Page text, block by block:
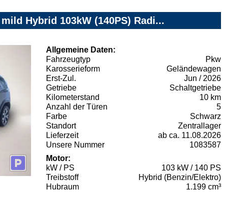
Hybrid 103kW (140PS) Radi...
Allgemeine Daten:
Fahrzeugtyp
Pkw
Karosserieform
Geländewagen
Erst-Zul.
Jun / 2026
Getriebe
Schaltgetriebe
Kilometerstand
10 km
Anzahl der Türen
5
Farbe
Schwarz
Standort
Zentrallager
Lieferzeit
ab ca. 11.08.2026
Unsere Nummer
1083587
Motor:
kW / PS
103 kW / 140 PS
Treibstoff
Hybrid (Benzin/Elektro)
Hubraum
1.199 cm³